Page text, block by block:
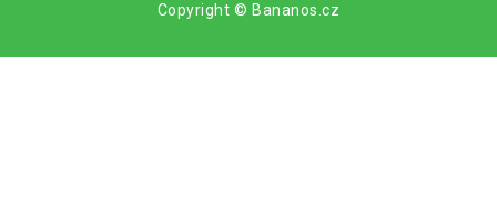
Copyright © Bananos.cz